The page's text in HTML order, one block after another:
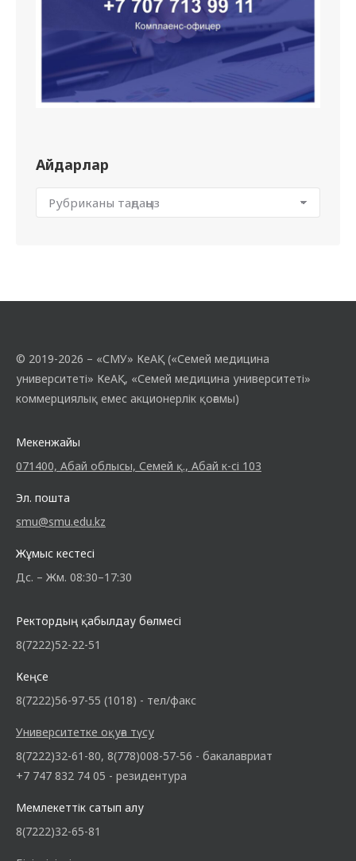
Айдарлар
© 2019-2026 – «СМУ» КеАҚ («Семей медицина
университеті» КеАҚ, «Семей медицина университеті»
коммерциялық емес акционерлік қоғамы)
Мекенжайы
071400, Абай облысы, Семей қ., Абай к-сі 103
Эл. пошта
smu@smu.edu.kz
Жұмыс кестесі
Дс. – Жм. 08:30–17:30
Ректордың қабылдау бөлмесі
8(7222)52-22-51
Кеңсе
8(7222)56-97-55 (1018) - тел/факс
Университетке оқуға түсу
8(7222)32-61-80, 8(778)008-57-56 - бакалавриат
+7 747 832 74 05 - резидентура
Мемлекеттік сатып алу
8(7222)32-65-81